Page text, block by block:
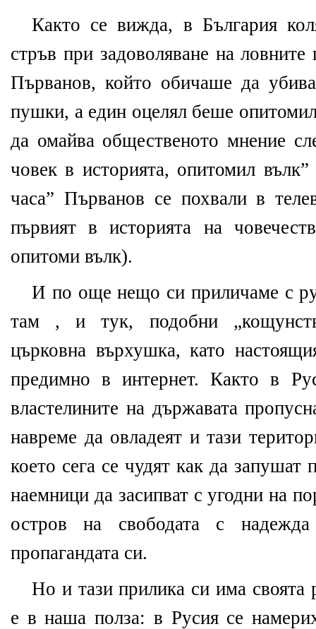
Както се вижда, в България
стръв при задоволяване на
Първанов, който обичаше да
пушки, а един оцелял беше
да омайва общественото мнение
човек в историята, опитомил
часа” Първанов се похвали в
първият в историята на
опитоми вълк).
И по още нещо си приличаме с
там , и тук, подобни
църковна върхушка, като
предимно в интернет. Както в
властелините на държавата
навреме да овладеят и тази
което сега се чудят как да запушат
наемници да засипват с угодни на
остров на свободата с
пропагандата си.
Но и тази прилика си има своята
е в наша полза: в Русия се